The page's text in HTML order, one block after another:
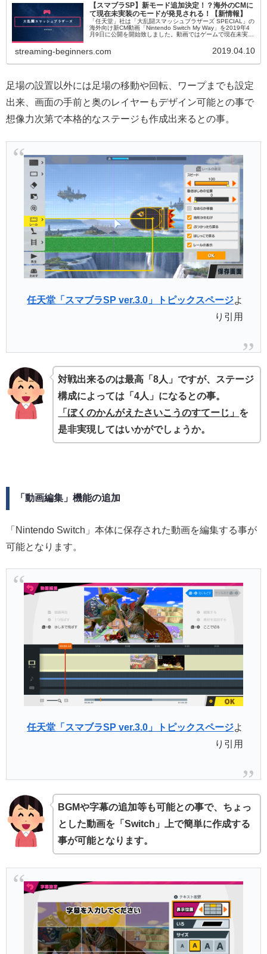
【スマブラSP】新モード追加決定！？海外のCMに
て現在未実装のモードが発見される！【新情報】
「任天堂」社は「大乱闘スマッシュブラザーズ SPECIAL」の
海外向け新CM動画「Nintendo Switch My Way」を2019年4
月9日に公開を開始致しました。動画ではゲームで現在未実装
streaming-beginners.com 2019.04.10
足場の設置以外には足場の移動や回転、ワープまでも設定
出来、画面の手前と奥のレイヤーもデザイン可能との事で
想像力次第で本格的なステージも作成出来るとの事。
任天堂「スマブラSP ver.3.0」トピックスページよ
り引用
対戦出来るのは最高「8人」ですが、ステージ
構成によっては「4人」になるとの事。
「ぼくのかんがえたさいこうのすてーじ」 を
是非実現してはいかがでしょうか。
「動画編集」機能の追加
「Nintendo Switch」本体に保存された動画を編集する事が
可能となります。
任天堂「スマブラSP ver.3.0」トピックスページよ
り引用
BGMや字幕の追加等も可能との事で、ちょっ
とした動画を「Switch」上で簡単に作成する
事が可能となります。